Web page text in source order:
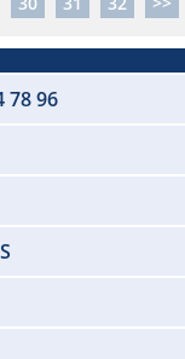
78 96